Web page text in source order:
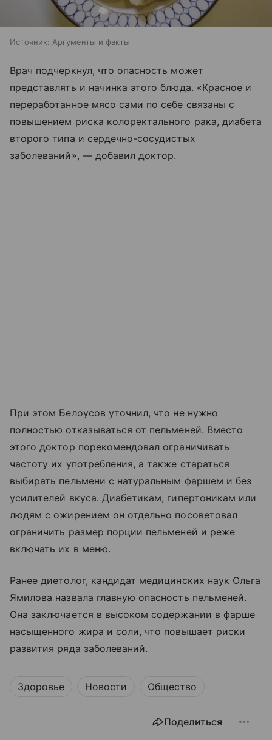
Источник: Аргументы и факты
Врач подчеркнул, что опасность может
представлять и начинка этого блюда. «Красное и
переработанное мясо сами по себе связаны с
повышением риска колоректального рака, диабета
второго типа и сердечно-сосудистых
заболеваний», — добавил доктор.
При этом Белоусов уточнил, что не нужно
полностью отказываться от пельменей. Вместо
этого доктор порекомендовал ограничивать
частоту их употребления, а также стараться
выбирать пельмени с натуральным фаршем и без
усилителей вкуса. Диабетикам, гипертоникам или
людям с ожирением он отдельно посоветовал
ограничить размер порции пельменей и реже
включать их в меню.
Ранее диетолог, кандидат медицинских наук Ольга
Ямилова назвала главную опасность пельменей.
Она заключается в высоком содержании в фарше
насыщенного жира и соли, что повышает риски
развития ряда заболеваний.
Здоровье Новости Общество
Поделиться